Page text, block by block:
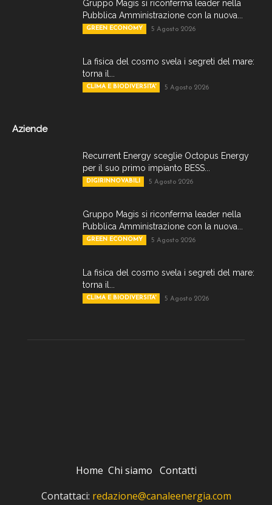
Gruppo Magis si riconferma leader nella
Pubblica Amministrazione con la nuova...
GREEN ECONOMY 5 Agosto 2026
La fisica del cosmo svela i segreti del mare:
torna il...
CLIMA E BIODIVERSITA' 5 Agosto 2026
Aziende
Recurrent Energy sceglie Octopus Energy
per il suo primo impianto BESS...
DIGIRINNOVABILI 5 Agosto 2026
Gruppo Magis si riconferma leader nella
Pubblica Amministrazione con la nuova...
GREEN ECONOMY 5 Agosto 2026
La fisica del cosmo svela i segreti del mare:
torna il...
CLIMA E BIODIVERSITA' 5 Agosto 2026
Home Chi siamo Contatti
Contattaci: redazione@canaleenergia.com